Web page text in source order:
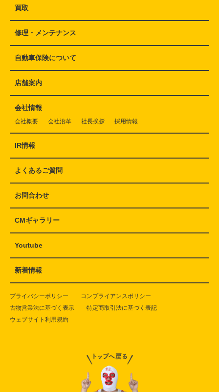
買取
修理・メンテナンス
自動車保険について
店舗案内
会社情報
会社概要 会社沿革 社長挨拶 採用情報
IR情報
よくあるご質問
お問合わせ
CMギャラリー
Youtube
新着情報
プライバシーポリシー
コンプライアンスポリシー
古物営業法に基づく表示
特定商取引法に基づく表記
ウェブサイト利用規約